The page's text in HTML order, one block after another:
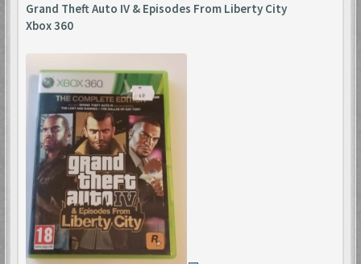
Grand Theft Auto IV & Episodes From Liberty City
Xbox 360